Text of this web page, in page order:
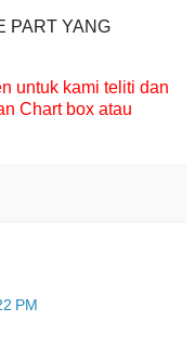
PART YANG
untuk kami teliti dan
Chart box atau
PM